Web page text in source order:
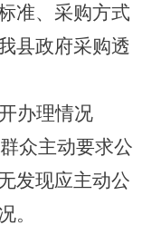
准、采购方式
县政府采购透
办理情况
众主动要求公
发现应主动公
。